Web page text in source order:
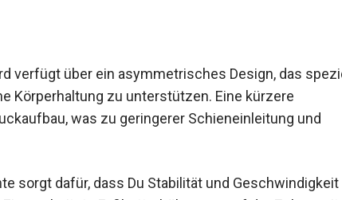
verfügt über ein asymmetrisches Design, das
Körperhaltung zu unterstützen. Eine kürzere
was zu geringerer Schieneinleitung und
sorgt dafür, dass Du Stabilität und Geschwindigkeit